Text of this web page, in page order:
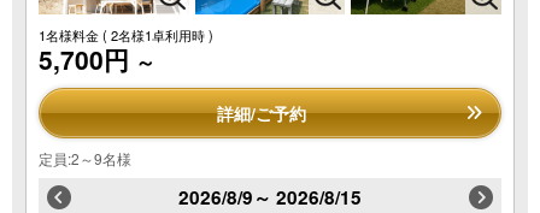
1名様料金( 2名様1卓利用時 )
5,700円 ～
詳細/ご予約
定員:2～9名様
2026/8/9～ 2026/8/15